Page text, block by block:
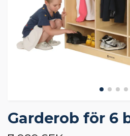
Garderob för 6